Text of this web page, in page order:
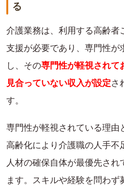
る
介護業務は、利用する高齢者
支援が必要であり、専門性が
し、その専門性が軽視されて
見合っていない収入が設定さ
す。
専門性が軽視されている理由
高齢化により介護職の人手不
人材の確保自体が最優先され
ます。スキルや経験を問わず